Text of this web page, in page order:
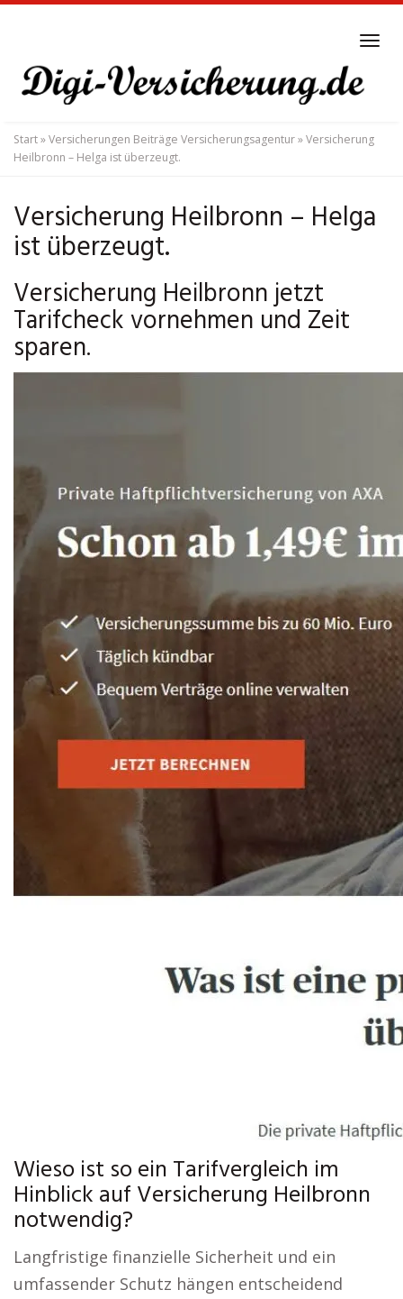
main
content
Start»Versicherungen Beiträge Versicherungsagentur»Versicherung
Heilbronn – Helga ist überzeugt.
Versicherung Heilbronn – Helga
ist überzeugt.
Versicherung Heilbronn jetzt
Tarifcheck vornehmen und Zeit
sparen.
Wieso ist so ein Tarifvergleich im
Hinblick auf Versicherung Heilbronn
notwendig?
Langfristige finanzielle Sicherheit und ein
umfassender Schutz hängen entscheidend